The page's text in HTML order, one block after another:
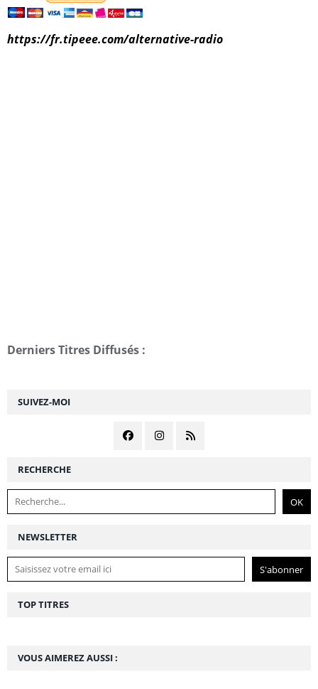
NEWSLETTER
SUIVEZ-MOI
RECHERCHE
VOUS AIMEREZ AUSSI :
https://fr.tipeee.com/alternative-radio
Derniers Titres Diffusés :
TOP TITRES